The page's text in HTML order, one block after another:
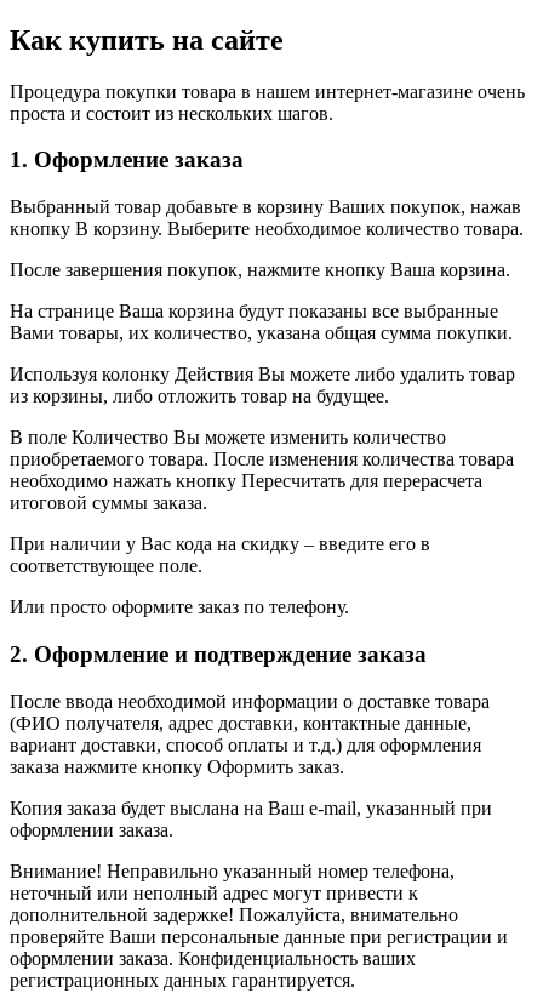
Как купить на сайте
Процедура покупки товара в нашем интернет-магазине очень
проста и состоит из нескольких шагов.
1. Оформление заказа
Выбранный товар добавьте в корзину Ваших покупок, нажав
кнопку В корзину. Выберите необходимое количество товара.
После завершения покупок, нажмите кнопку Ваша корзина.
На странице Ваша корзина будут показаны все выбранные
Вами товары, их количество, указана общая сумма покупки.
Используя колонку Действия Вы можете либо удалить товар
из корзины, либо отложить товар на будущее.
В поле Количество Вы можете изменить количество
приобретаемого товара. После изменения количества товара
необходимо нажать кнопку Пересчитать для перерасчета
итоговой суммы заказа.
При наличии у Вас кода на скидку – введите его в
соответствующее поле.
Или просто оформите заказ по телефону.
2. Оформление и подтверждение заказа
После ввода необходимой информации о доставке товара
(ФИО получателя, адрес доставки, контактные данные,
вариант доставки, способ оплаты и т.д.) для оформления
заказа нажмите кнопку Оформить заказ.
Копия заказа будет выслана на Ваш e-mail, указанный при
оформлении заказа.
Внимание! Неправильно указанный номер телефона,
неточный или неполный адрес могут привести к
дополнительной задержке! Пожалуйста, внимательно
проверяйте Ваши персональные данные при регистрации и
оформлении заказа. Конфиденциальность ваших
регистрационных данных гарантируется.